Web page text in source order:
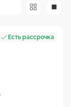
Есть рассрочка